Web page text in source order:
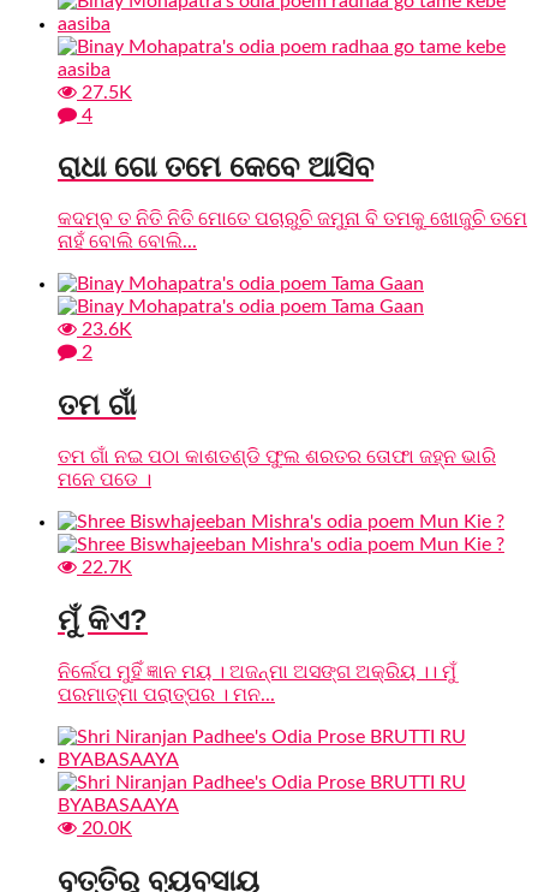
27.5K
4
ରାଧା ଗୋ ତମେ କେବେ ଆସିବ
କଦମ୍ବ ତ ନିତି ନିତି ମୋତେ ପଚାରୁଚି ଜମୁନା ବି ତମକୁ ଖୋଜୁଚି ତମେ
ନାହଁ ବୋଲି ବୋଲି...
23.6K
2
ତମ ଗାଁ
ତମ ଗାଁ ନଇ ପଠା କାଶତଣ୍ଡି ଫୁଲ ଶରତର ତୋଫା ଜହ୍ନ ଭାରି
ମନେ ପଡେ ।
22.7K
ମୁଁ କିଏ?
ନିର୍ଲେପ ମୁହିଁ ଜ୍ଞାନ ମୟ । ଅଜନ୍ମା ଅସଙ୍ଗ ଅକ୍ରିୟ ।। ମୁଁ
ପରମାତ୍ମା ପରାତ୍ପର । ମନ...
20.0K
ବୃତ୍ତିରୁ ବ୍ୟବସାୟ